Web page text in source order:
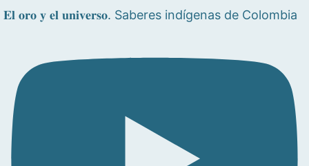
𝐄𝐥 𝐨𝐫𝐨 𝐲 𝐞𝐥 𝐮𝐧𝐢𝐯𝐞𝐫𝐬𝐨. Saberes indígenas de Colombia